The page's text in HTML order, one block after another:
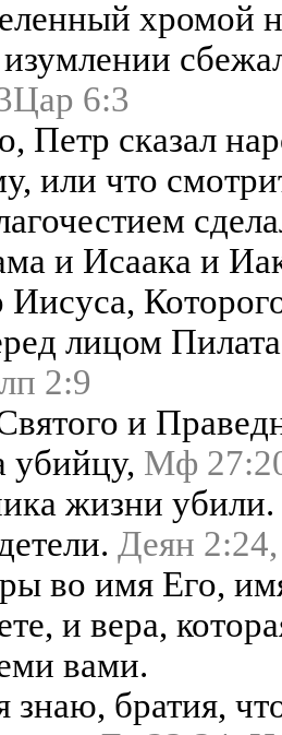
хромой
изумлении
6:3
Петр сказал
или что
и Исаака и
лицом
2:9
и
убийцу, Мф
жизни
Деян 2:24,
во имя Его,
и вера,
вами.
знаю, братия,